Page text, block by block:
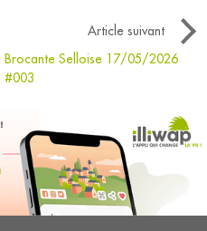
Article suivant
Brocante Selloise 17/05/2026
#003